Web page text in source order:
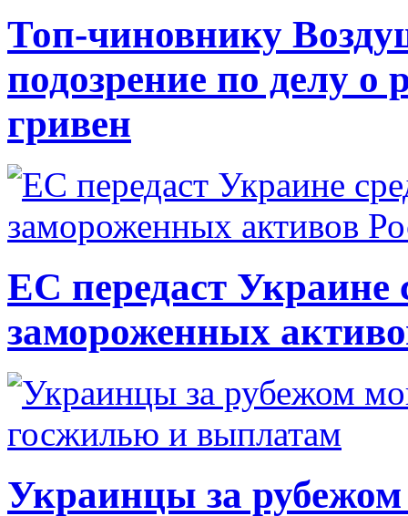
Топ-чиновнику
подозрение по делу о
гривен
ЕС передаст Украине
замороженных
Украинцы за рубежом